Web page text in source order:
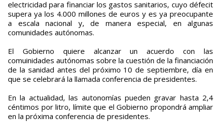
electricidad para financiar los gastos sanitarios, cuyo défecit
supera ya los 4.000 millones de euros y es ya preocupante
a escala nacional y, de manera especial, en algunas
comunidades autónomas.
El Gobierno quiere alcanzar un acuerdo con las
comuinidades autónomas sobre la cuestión de la financiación
de la sanidad antes del próximo 10 de septiembre, día en
que se celebrará la llamada conferencia de presidentes.
En la actualidad, las autonomías pueden gravar hasta 2,4
céntimos por litro, límite que el Gobierno propondrá ampliar
en la próxima conferencia de presidentes.